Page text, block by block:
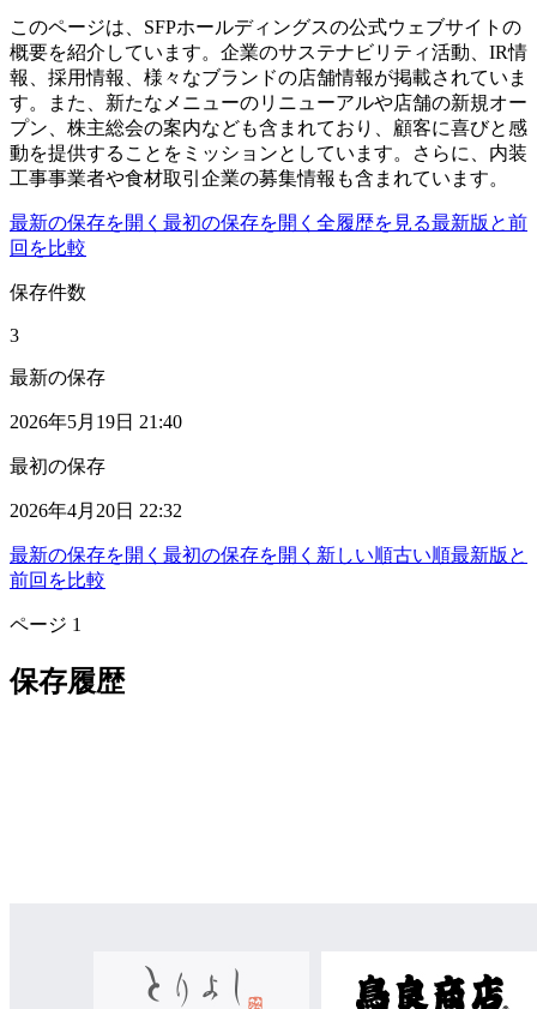
このページは、SFPホールディングスの公式ウェブサイトの
概要を紹介しています。企業のサステナビリティ活動、IR情
報、採用情報、様々なブランドの店舗情報が掲載されていま
す。また、新たなメニューのリニューアルや店舗の新規オー
プン、株主総会の案内なども含まれており、顧客に喜びと感
動を提供することをミッションとしています。さらに、内装
工事事業者や食材取引企業の募集情報も含まれています。
最新の保存を開く 最初の保存を開く 全履歴を見る最新版と前
回を比較
保存件数
3
最新の保存
2026年5月19日 21:40
最初の保存
2026年4月20日 22:32
最新の保存を開く 最初の保存を開く 新しい順古い順最新版と
前回を比較
ページ 1
保存履歴